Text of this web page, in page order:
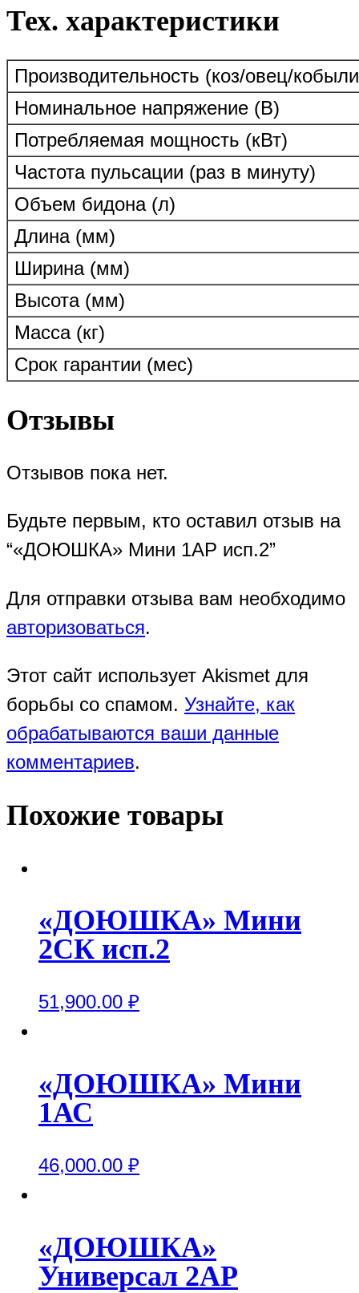
Тех. характеристики
Производительность (коз/овец/
Номинальное напряжение (В)
Потребляемая мощность (кВт)
Частота пульсации (раз в минуту)
Объем бидона (л)
Длина (мм)
Ширина (мм)
Высота (мм)
Масса (кг)
Срок гарантии (мес)
Отзывы
Отзывов пока нет.
Будьте первым, кто оставил отзыв на
“«ДОЮШКА» Мини 1АР исп.2”
Для отправки отзыва вам необходимо
авторизоваться.
Этот сайт использует Akismet для
борьбы со спамом. Узнайте, как
обрабатываются ваши данные
комментариев.
Похожие товары
«ДОЮШКА» Мини
2СК исп.2
51,900.00 ₽
«ДОЮШКА» Мини
1АС
46,000.00 ₽
«ДОЮШКА»
Универсал 2АР